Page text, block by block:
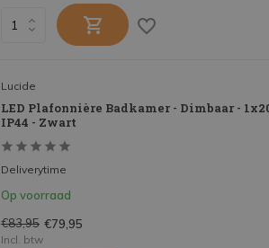
Lucide
LED Plafonnière Badkamer - Dimbaar -
IP44 - Zwart
Deliverytime
Op voorraad
€83,95 €79,95
Incl. btw